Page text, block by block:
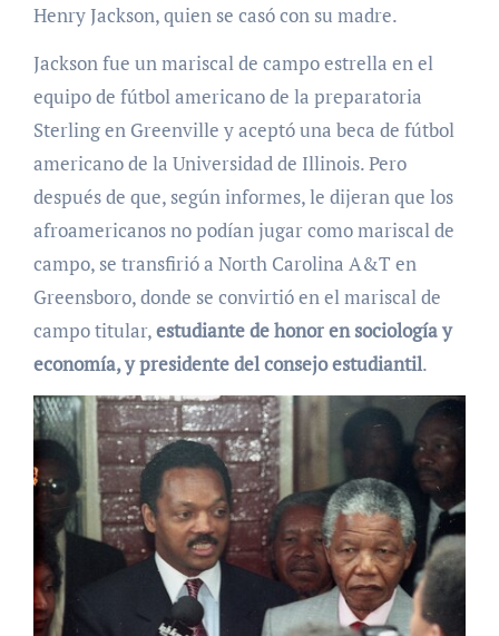
Henry Jackson, quien se casó con su madre.
Jackson fue un mariscal de campo estrella en el
equipo de fútbol americano de la preparatoria
Sterling en Greenville y aceptó una beca de fútbol
americano de la Universidad de Illinois. Pero
después de que, según informes, le dijeran que los
afroamericanos no podían jugar como mariscal de
campo, se transfirió a North Carolina A&T en
Greensboro, donde se convirtió en el mariscal de
campo titular,estudiante de honor en sociología y
economía, y presidente del consejo estudiantil.